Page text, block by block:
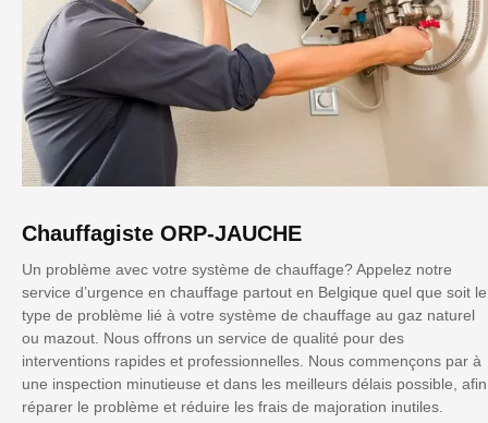
Chauffagiste ORP-JAUCHE
Un problème avec votre système de chauffage? Appelez notre
service d’urgence en chauffage partout en Belgique quel que soit le
type de problème lié à votre système de chauffage au gaz naturel
ou mazout. Nous offrons un service de qualité pour des
interventions rapides et professionnelles. Nous commençons par à
une inspection minutieuse et dans les meilleurs délais possible, afin
réparer le problème et réduire les frais de majoration inutiles.